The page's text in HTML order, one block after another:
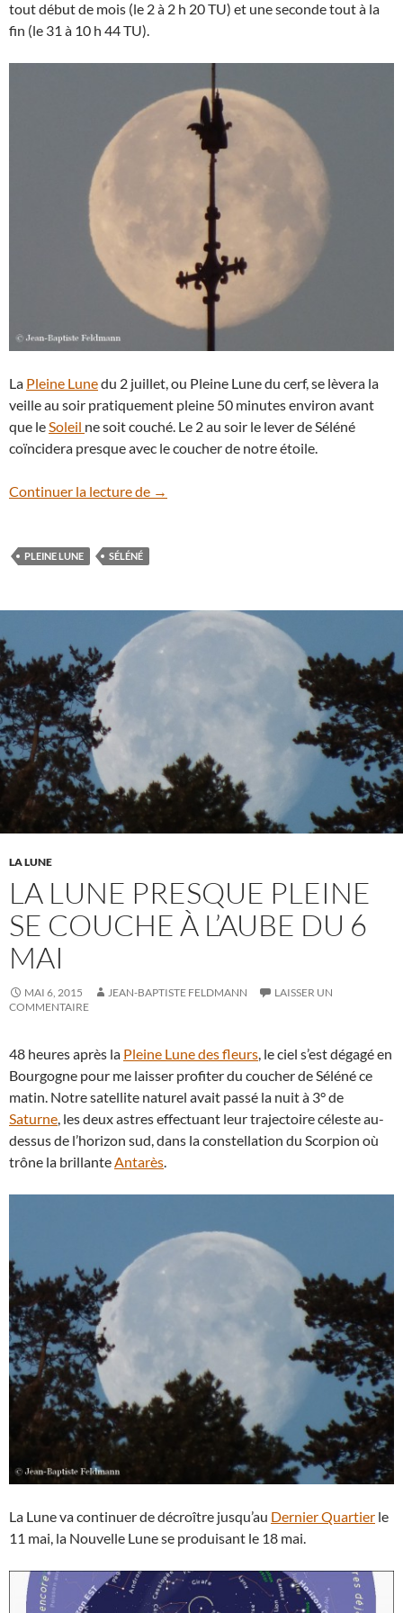
tout début de mois (le 2 à 2 h 20 TU) et une seconde tout à la
fin (le 31 à 10 h 44 TU).
La Pleine Lunedu 2 juillet, ou Pleine Lune du cerf, se lèvera la
veille au soir pratiquement pleine 50 minutes environ avant
que leSoleil ne soit couché. Le 2 au soir le lever de Séléné
coïncidera presque avec le coucher de notre étoile.
Continuer la lecture de En juillet, la Pleine Lune se lèvera deux
→
PLEINE LUNE SÉLÉNÉ
LA LUNE
LA LUNE PRESQUE PLEINE
SE COUCHE À L’AUBE DU 6
MAI
MAI 6, 2015 JEAN-BAPTISTE FELDMANN
LAISSER UN
COMMENTAIRE
48 heures après la Pleine Lune des fleurs, le ciel s’est dégagé en
Bourgogne pour me laisser profiter du coucher de Séléné ce
matin. Notre satellite naturel avait passé la nuit à 3° de
Saturne, les deux astres effectuant leur trajectoire céleste au-
dessus de l’horizon sud, dans la constellation du Scorpion où
trône la brillanteAntarès.
La Lune va continuer de décroître jusqu’au Dernier Quartier le
11 mai, la Nouvelle Lune se produisant le 18 mai.